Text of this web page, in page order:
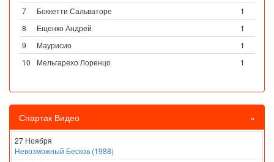
7
Боккетти Сальваторе
1
8
Ещенко Андрей
1
9
Маурисио
1
10
Мельгарехо Лоренцо 1
Спартак Видео »
27 Ноября
Невозможный Бесков (1988)